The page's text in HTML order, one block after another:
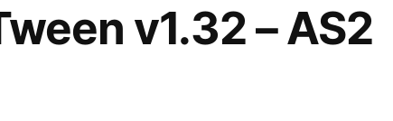
v1.32 – AS2